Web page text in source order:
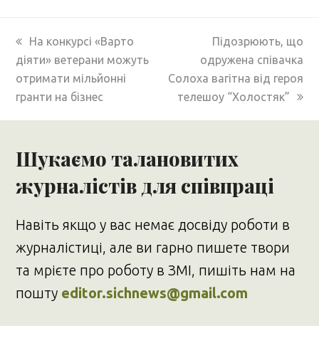
previous
post:
На конкурсі «Варто
діяти» ветерани можуть
отримати мільйонні
гранти на бізнес
next
post:
Підозрюють, що
одружена співачка
Солоха вагітна від героя
телешоу “Холостяк”
Шукаємо талановитих
журналістів для співпраці
Навіть якщо у вас немає досвіду роботи в
журналістиці, але ви гарно пишете твори
та мрієте про роботу в ЗМІ, пишіть нам на
пошту editor.sichnews@gmail.com